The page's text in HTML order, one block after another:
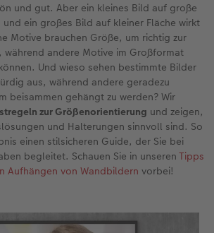
und gut. Aber ein kleines Bild auf große
ein großes Bild auf kleiner Fläche wirkt
Motive brauchen Größe, um richtig zur
während andere Motive im Großformat
Und wieso sehen bestimmte Bilder
aus, während andere geradezu
beisammen gehängt zu werden? Wir
zur Größenorientierung und zeigen,
und Halterungen sinnvoll sind. So
einen stilsicheren Guide, der Sie bei
begleitet. Schauen Sie in unserenTipps
Aufhängen von Wandbildern vorbei!